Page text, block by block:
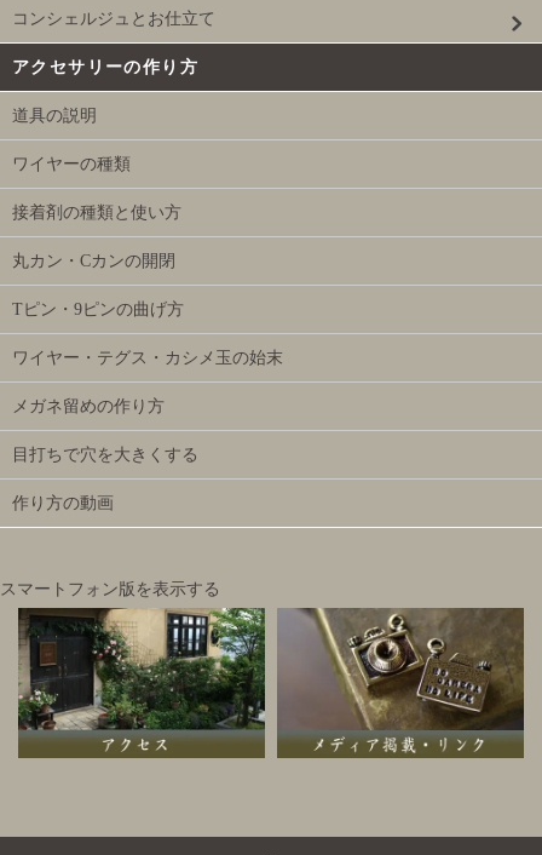
コンシェルジュとお仕立て
アクセサリーの作り方
道具の説明
ワイヤーの種類
接着剤の種類と使い方
丸カン・Cカンの開閉
Tピン・9ピンの曲げ方
ワイヤー・テグス・カシメ玉の始末
メガネ留めの作り方
目打ちで穴を大きくする
作り方の動画
スマートフォン版を表示する